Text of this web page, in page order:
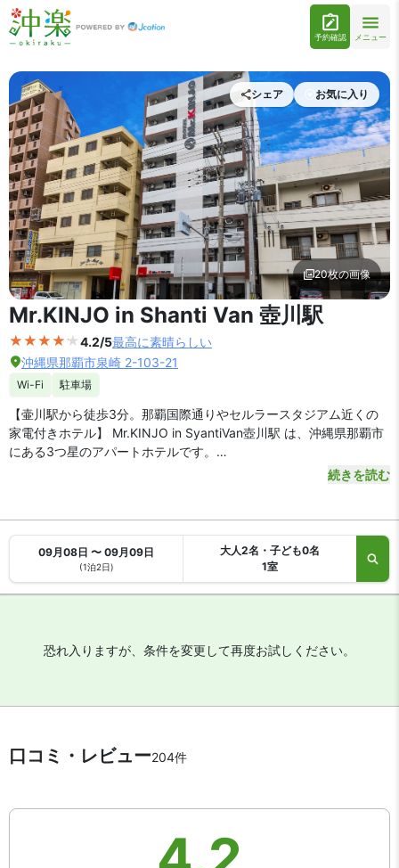
予約確認 メニュー
外観の写真を拡大表示
シェア お気に入り
20枚の画像
Mr.KINJO in Shanti Van 壺川駅
4.2/5最高に素晴らしい
沖縄県那覇市泉崎 2-103-21
Wi-Fi 駐車場
【壷川駅から徒歩3分。那覇国際通りやセルラースタジアム近くの
家電付きホテル】 Mr.KINJO in SyantiVan壺川駅 は、沖縄県那覇市
にある3つ星のアパートホテルです。
空港から車をご利用の場合、約10分で到着します。
読売ジャイアンツのキャンプ地・セルラースタジアム那覇まで徒歩
5分。那覇国際通りや沖縄県庁も徒歩10分圏内と、ビジネス・観光
【館内施設・サービス】
できます。お部屋の施設は洗濯機があります。
続きを読む
09月08日 〜 09月09日
(1泊2日)
大人2名・子ども0名
1室
恐れ入りますが、条件を変更して再度お試しください。
口コミ・レビュー204件